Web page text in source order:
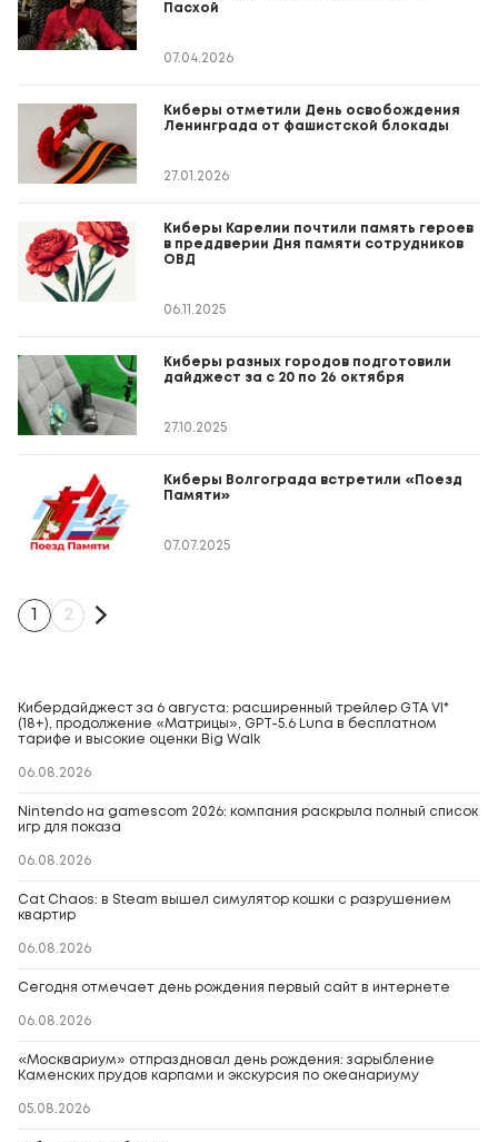
Пасхой
07.04.2026
Киберы отметили День освобождения
Ленинграда от фашистской блокады
27.01.2026
Киберы Карелии почтили память героев
в преддверии Дня памяти сотрудников
ОВД
06.11.2025
Киберы разных городов подготовили
дайджест за с 20 по 26 октября
27.10.2025
Киберы Волгограда встретили «Поезд
Памяти»
07.07.2025
1 2
Кибердайджест за 6 августа: расширенный трейлер GTA VI*
(18+), продолжение «Матрицы», GPT-5.6 Luna в бесплатном
тарифе и высокие оценки Big Walk
06.08.2026
Nintendo на gamescom 2026: компания раскрыла полный список
игр для показа
06.08.2026
Cat Chaos: в Steam вышел симулятор кошки с разрушением
квартир
06.08.2026
Сегодня отмечает день рождения первый сайт в интернете
06.08.2026
«Москвариум» отпраздновал день рождения: зарыбление
Каменских прудов карпами и экскурсия по океанариуму
05.08.2026